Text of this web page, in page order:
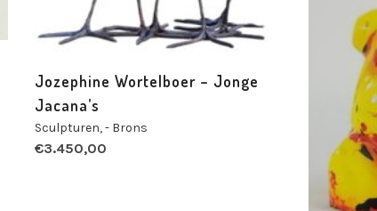
Jozephine Wortelboer – Jonge
Jacana’s
Sculpturen,- Brons
€3.450,00